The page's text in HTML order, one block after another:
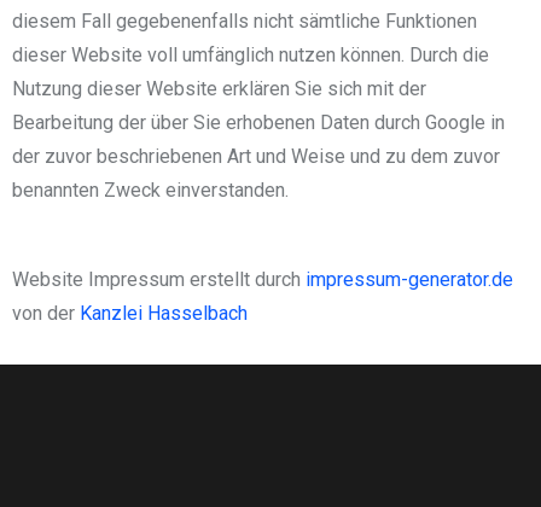
diesem Fall gegebenenfalls nicht sämtliche Funktionen
dieser Website voll umfänglich nutzen können. Durch die
Nutzung dieser Website erklären Sie sich mit der
Bearbeitung der über Sie erhobenen Daten durch Google in
der zuvor beschriebenen Art und Weise und zu dem zuvor
benannten Zweck einverstanden.
Website Impressum erstellt durch impressum-generator.de
von der Kanzlei Hasselbach